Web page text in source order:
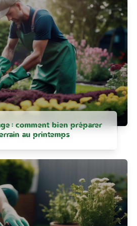
: comment bien préparer
au printemps